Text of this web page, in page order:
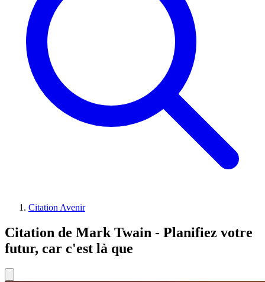
Citation Avenir
Citation de Mark Twain - Planifiez votre
futur, car c'est là que